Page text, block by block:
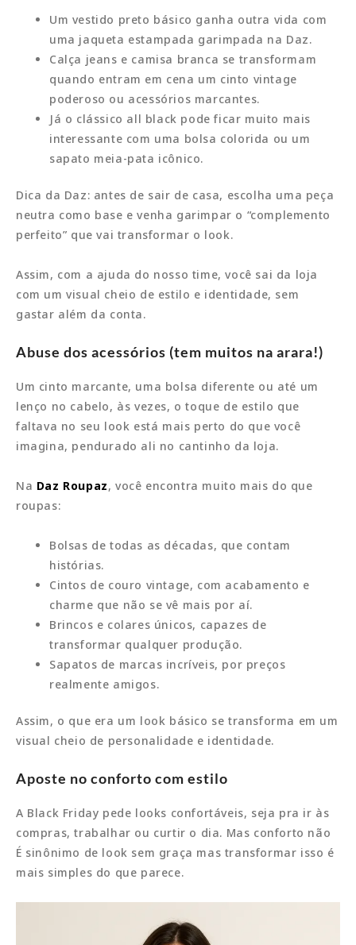
Um vestido preto básico ganha outra vida com
uma jaqueta estampada garimpada na Daz.
Calça jeans e camisa branca se transformam
quando entram em cena um cinto vintage
poderoso ou acessórios marcantes.
Já o clássico all black pode ficar muito mais
interessante com uma bolsa colorida ou um
sapato meia-pata icônico.
Dica da Daz: antes de sair de casa, escolha uma peça
neutra como base e venha garimpar o “complemento
perfeito” que vai transformar o look.
Assim, com a ajuda do nosso time, você sai da loja
com um visual cheio de estilo e identidade, sem
gastar além da conta.
Abuse dos acessórios (tem muitos na arara!)
Um cinto marcante, uma bolsa diferente ou até um
lenço no cabelo, às vezes, o toque de estilo que
faltava no seu look está mais perto do que você
imagina, pendurado ali no cantinho da loja.
Na Daz Roupaz, você encontra muito mais do que
roupas:
Bolsas de todas as décadas, que contam
histórias.
Cintos de couro vintage, com acabamento e
charme que não se vê mais por aí.
Brincos e colares únicos, capazes de
transformar qualquer produção.
Sapatos de marcas incríveis, por preços
realmente amigos.
Assim, o que era um look básico se transforma em um
visual cheio de personalidade e identidade.
Aposte no conforto com estilo
A Black Friday pede looks confortáveis, seja pra ir às
compras, trabalhar ou curtir o dia. Mas conforto não
É sinônimo de look sem graça mas transformar isso é
mais simples do que parece.